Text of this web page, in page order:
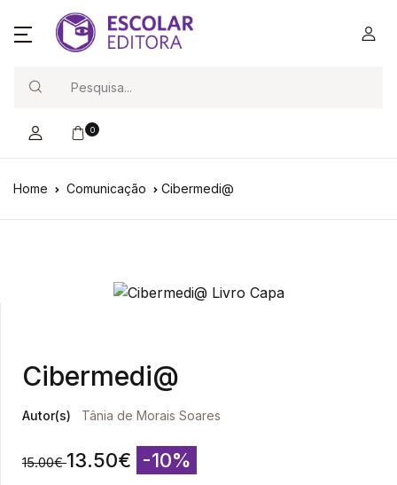
0
Home Comunicação Cibermedi@
Cibermedi@
Autor(s) Tânia de Morais Soares
15.00€ 13.50€ -10%